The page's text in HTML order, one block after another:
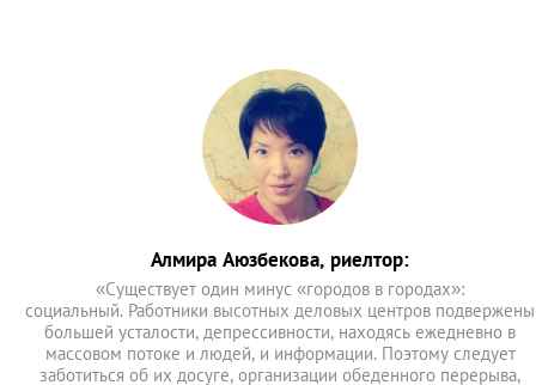
Алмира Аюзбекова, риелтор:
«Существует один минус «городов в городах»:
социальный. Работники высотных деловых центров подвержены
большей усталости, депрессивности, находясь ежедневно в
массовом потоке и людей, и информации. Поэтому следует
заботиться об их досуге, организации обеденного перерыва,